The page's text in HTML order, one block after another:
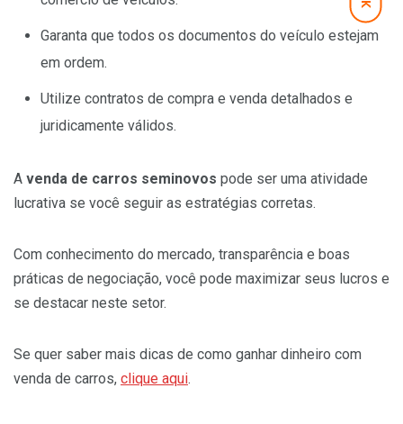
Garanta que todos os documentos do veículo estejam
em ordem.
Utilize contratos de compra e venda detalhados e
juridicamente válidos.
A venda de carros seminovos pode ser uma atividade
lucrativa se você seguir as estratégias corretas.
Com conhecimento do mercado, transparência e boas
práticas de negociação, você pode maximizar seus lucros e
se destacar neste setor.
Se quer saber mais dicas de como ganhar dinheiro com
venda de carros, clique aqui.